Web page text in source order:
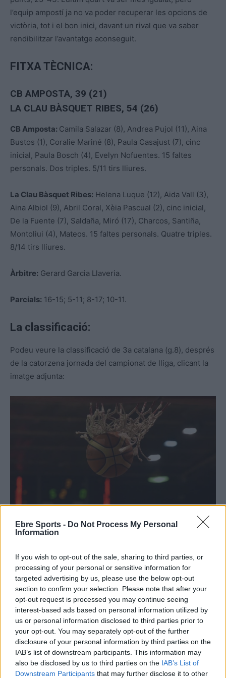
Ebre Sports - Do Not Process My Personal
Information
If you wish to opt-out of the sale, sharing to third parties, or
processing of your personal or sensitive information for
targeted advertising by us, please use the below opt-out
section to confirm your selection. Please note that after your
opt-out request is processed you may continue seeing
interest-based ads based on personal information utilized by
us or personal information disclosed to third parties prior to
your opt-out. You may separately opt-out of the further
disclosure of your personal information by third parties on the
IAB’s list of downstream participants. This information may
also be disclosed by us to third parties on the IAB’s List of
Downstream Participants that may further disclose it to other
l’equip ampostí ja no va poder recuperar les opcions de
victòria, tot i el bon inici, davant un rival que va saber
rendibilitzar l’avantatge aconseguit.
FITXA TÈCNICA:
CB AMPOSTA, 39 (21)
LA CLAU BÀSQUET RIBES, 54 (26)
CB Amposta: Camila Salazar (8), Andrea Pujol (11), Aina
Bustos (1), Coralie Mariné (8), Paula Casajust (7), cinc
inicial, Paula Bosch (4), Evelyn Nofuentes. 15 faltes
personals. Dos triples. 5/11 tirs lliures.
La Clau Bàsquet Ribes: Helena Luque (12), Aida Vall (3),
Aina Albiol (9), Abril Coral, Xèia Pascual (2), cinc inicial,
De la Fuente (7), Saldaña, Miró (17), Charcos, Santiña,
Montoliui (4), Mateos. 15 faltes personals. Quatre triples.
8/14 tirs lliures.
Àrbitre: Gerard Garcia Llaveria.
Parcials: 16-15; 5-11; 8-17; 10-11.
La classificació:
Podeu veure la classificació de 3a catalana (g.8), després
de la catorzena jornada del campionat de lliga, clicant la
imatge adjunta:
Article anterior
El líder no li dona gaires
opcions al CTT Tortosa
Article següent
El líder li passa per sobre al
Gandesa femení